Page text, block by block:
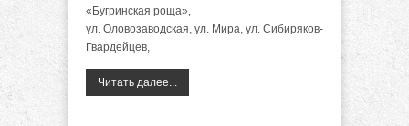
«Бугринская роща»,
ул. Оловозаводская, ул. Мира, ул. Сибиряков-
Гвардейцев,
Читать далее...